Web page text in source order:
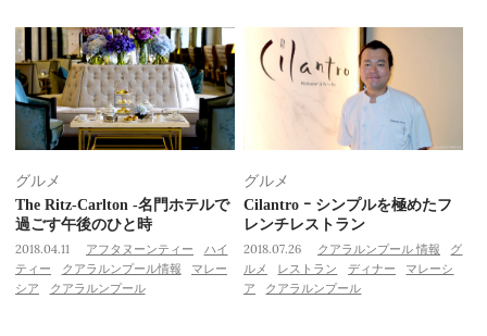
グルメ
The Ritz-Carlton -名門ホテルで
過ごす午後のひと時
2018.04.11 アフタヌーンティー
ハイ
ティー
クアラルンプール情報
マレー
シア
クアラルンプール
グルメ
Cilantro ｰ シンプルを極めたフ
レンチレストラン
2018.07.26 クアラルンプール 情報
グ
ルメ
レストラン ディナー
マレーシ
ア
クアラルンプール